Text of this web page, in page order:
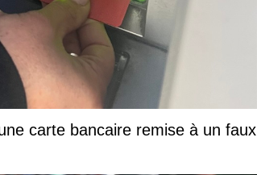
carte bancaire remise à un faux